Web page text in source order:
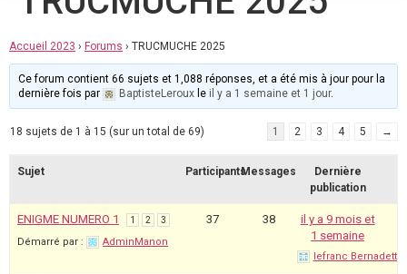
Accueil 2023 › Forums › TRUCMUCHE 2025
Ce forum contient 66 sujets et 1,088 réponses, et a été mis à jour pour la
dernière fois par
BaptisteLeroux le il y a 1 semaine et 1 jour.
18 sujets de 1 à 15 (sur un total de 69) 1 2 3 4 5 →
Sujet ParticipantsMessages
Dernière
publication
ENIGME NUMERO 1 1 2 3
Démarré par : AdminManon
37 38
il y a 9 mois et
1 semaine
lefranc Bernadette